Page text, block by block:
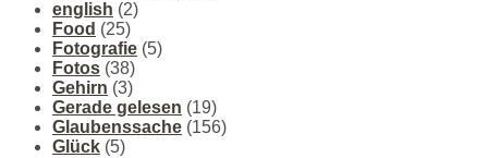
english (2)
Food (25)
Fotografie (5)
Fotos (38)
Gehirn (3)
Gerade gelesen (19)
Glaubenssache (156)
Glück (5)